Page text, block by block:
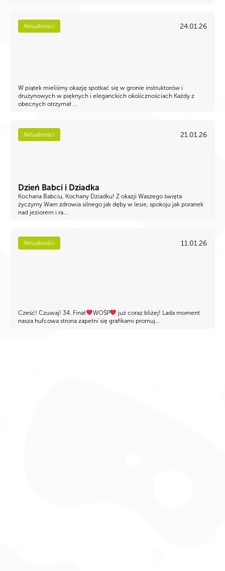
Aktualności 24.01.26
W piątek mieliśmy okazję spotkać się w gronie instruktorów i
drużynowych w pięknych i eleganckich okolicznościach Każdy z
obecnych otrzymał ...
Aktualności 21.01.26
Dzień Babci i Dziadka
Kochana Babciu, Kochany Dziadku! Z okazji Waszego święta
życzymy Wam zdrowia silnego jak dęby w lesie, spokoju jak poranek
nad jeziorem i ra...
Aktualności 11.01.26
Cześć! Czuwaj! 34. Finał WOŚP
już coraz bliżej! Lada moment
nasza hufcowa strona zapełni się grafikami promuj...